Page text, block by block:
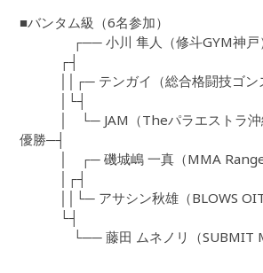
■バンタム級（6名参加）
┌── 小川 隼人（修斗GYM神戸
┌┤
││┌─ テンガイ（総合格闘技ゴン
│└┤
│ └─ JAM（Theパラエストラ沖
優勝─┤
│ ┌─ 磯城嶋 一真（MMA
│┌┤
││└─ アサシン秋雄（BLOWS
└┤
└── 藤田 ムネノリ（SUBMIT